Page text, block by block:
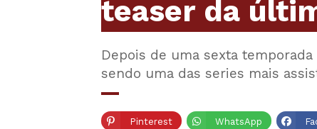
teaser da
Depois de uma sexta
sendo uma das series mais
Pinterest WhatsApp